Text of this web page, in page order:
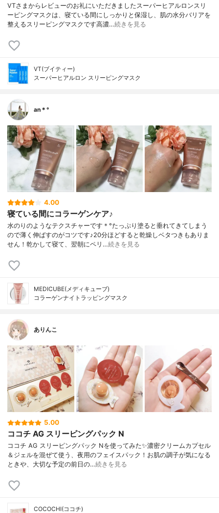
VTさまからレビューのお礼にいただきましたスーパーヒアルロンスリ
ーピングマスクは、寝ている間にしっかりと保湿し、肌の水分バリアを
整えるスリーピングマスクです高濃…続きを見る
VT(ブイティー)
スーパーヒアルロン スリーピングマスク
an＊°
4.00
寝ている間にコラーゲンケア♪
水のりのようなテクスチャーです＊°たっぷり塗ると垂れてきてしまう
ので薄く伸ばすのがコツです♪20分ほどすると乾燥しベタつきもありま
せん！乾かして寝て、翌朝にペリ…続きを見る
MEDICUBE(メディキューブ)
コラーゲンナイトラッピングマスク
ありんこ
5.00
ココチ AG スリーピングパック N
ココチ AG スリーピングパック Nを使ってみた✨濃密クリームカプセル
＆ジェルを混ぜて使う、夜用のフェイスパック！お肌の調子が気になる
ときや、大切な予定の前日の…続きを見る
COCOCHI(ココチ)